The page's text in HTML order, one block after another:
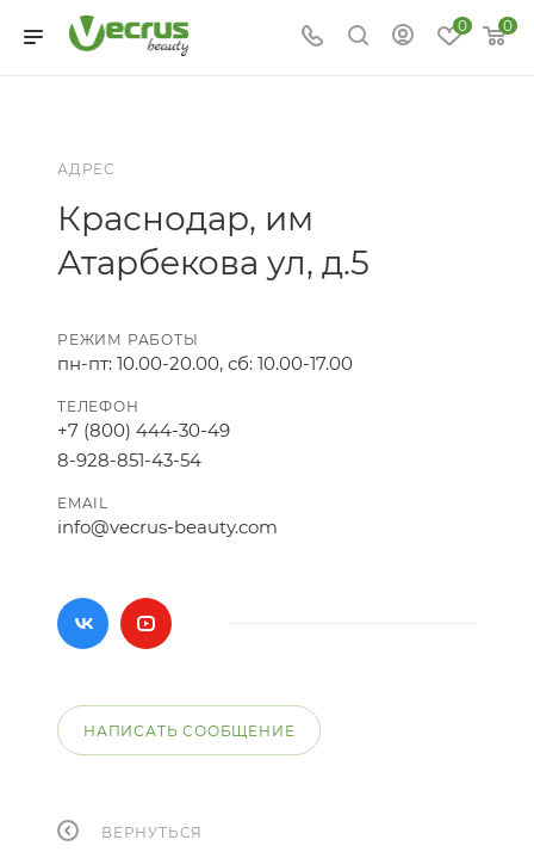
0 0
АДРЕС
Краснодар, им
Атарбекова ул, д.5
РЕЖИМ РАБОТЫ
пн-пт: 10.00-20.00, сб: 10.00-17.00
ТЕЛЕФОН
+7 (800) 444-30-49
8-928-851-43-54
EMAIL
info@vecrus-beauty.com
НАПИСАТЬ СООБЩЕНИЕ
ВЕРНУТЬСЯ